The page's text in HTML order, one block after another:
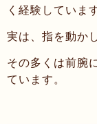
く経験していま
実は、指を動か
その多くは前腕
ています。